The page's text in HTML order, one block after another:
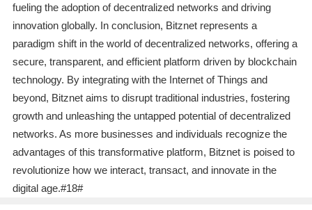
fueling the adoption of decentralized networks and driving
innovation globally. In conclusion, Bitznet represents a
paradigm shift in the world of decentralized networks, offering a
secure, transparent, and efficient platform driven by blockchain
technology. By integrating with the Internet of Things and
beyond, Bitznet aims to disrupt traditional industries, fostering
growth and unleashing the untapped potential of decentralized
networks. As more businesses and individuals recognize the
advantages of this transformative platform, Bitznet is poised to
revolutionize how we interact, transact, and innovate in the
digital age.#18#